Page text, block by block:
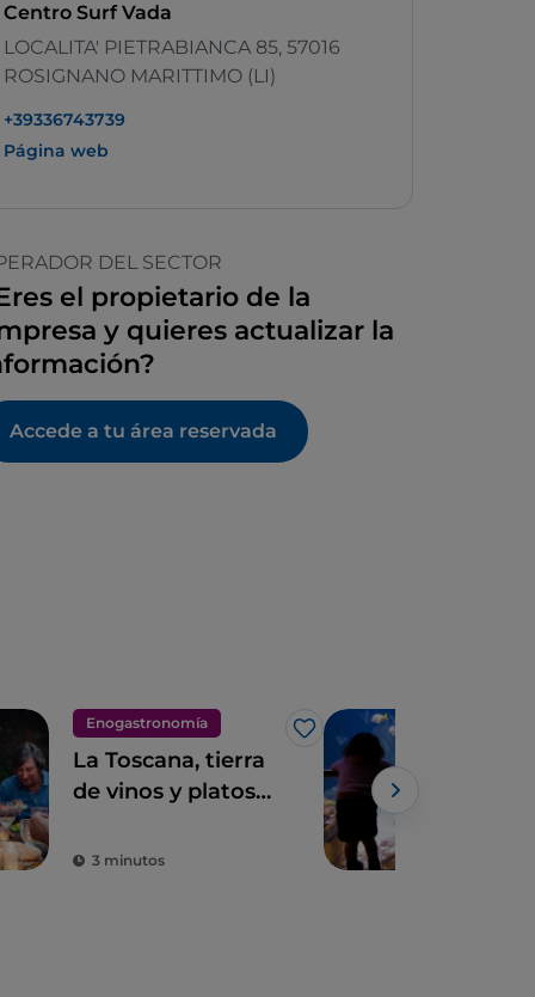
Centro Surf Vada
LOCALITA' PIETRABIANCA 85, 57016
ROSIGNANO MARITTIMO (LI)
+39336743739
Página web
DEL SECTOR
el propietario de la
y quieres actualizar la
Accede a tu área reservada
Enogastronomía
Me gusta
La Toscana, tierra
de vinos y platos
3 minutos